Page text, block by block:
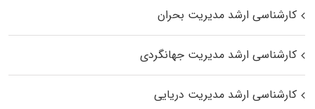
کارشناسی ارشد مدیریت بحران
کارشناسی ارشد مدیریت جهانگردی
کارشناسی ارشد مدیریت دریایی